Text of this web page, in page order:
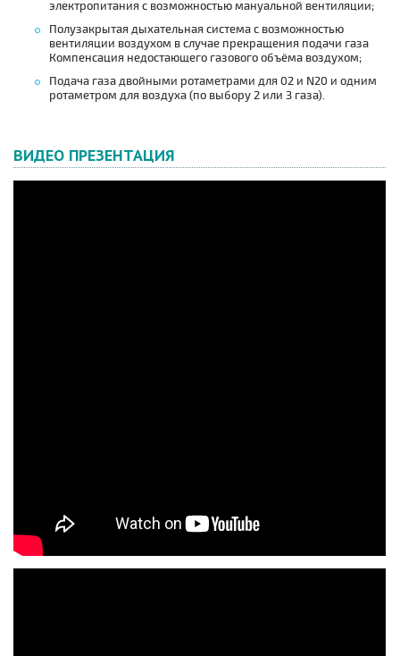
электропитания с возможностью мануальной вентиляции;
Полузакрытая дыхательная система с возможностью
вентиляции воздухом в случае прекращения подачи газа
Компенсация недостающего газового объёма воздухом;
Подача газа двойными ротаметрами для 02 и N20 и одним
ротаметром для воздуха (по выбору 2 или 3 газа).
ВИДЕО ПРЕЗЕНТАЦИЯ